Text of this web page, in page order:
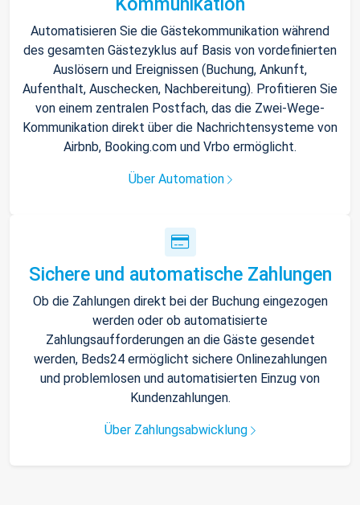
Automatisieren Sie die Gästekommunikation während
des gesamten Gästezyklus auf Basis von vordefinierten
Auslösern und Ereignissen (Buchung, Ankunft,
Aufenthalt, Auschecken, Nachbereitung). Profitieren Sie
von einem zentralen Postfach, das die Zwei-Wege-
Kommunikation direkt über die Nachrichtensysteme von
Airbnb, Booking.com und Vrbo ermöglicht.
Über Automation
Sichere und automatische Zahlungen
Ob die Zahlungen direkt bei der Buchung eingezogen
werden oder ob automatisierte
Zahlungsaufforderungen an die Gäste gesendet
werden, Beds24 ermöglicht sichere Onlinezahlungen
und problemlosen und automatisierten Einzug von
Kundenzahlungen.
Über Zahlungsabwicklung